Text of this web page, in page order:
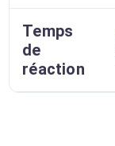
Temps
de
réaction